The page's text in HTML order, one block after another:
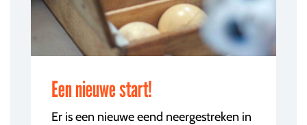
Een nieuwe start!
Er is een nieuwe eend neergestreken in